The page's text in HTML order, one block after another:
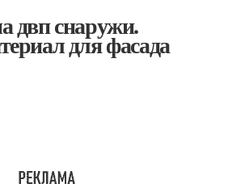
двп снаружи.
для фасада